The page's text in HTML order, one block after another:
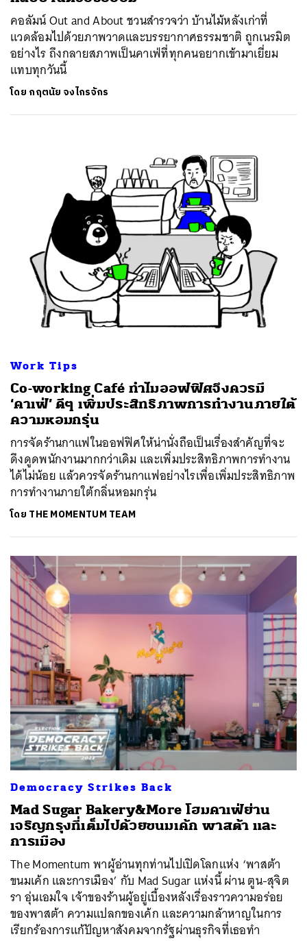
คอลัมน์ Out and About ชวนสำรวจว่า บ้านไม้หลังเก่าที่
แวดล้อมไปด้วยภาพวาดและบรรยากาศธรรมชาติ ถูกเนรมิต
อย่างไร ถึงกลายสภาพเป็นคาเฟ่ที่ทุกคนอยากเข้ามาเยี่ยม
แทบทุกวันนี้
โดย กฤตนัย จงไกรจักร
Work Tips
Co-working Café ทำไมออฟฟิศจึงควรมี
‘คาเฟ่’ ดีๆ เพิ่มประสิทธิภาพการทำงานภายใต้
ความหอมกรุ่น
การจัดร้านกาแฟในออฟฟิศให้น่านั่งถือเป็นเรื่องสำคัญที่จะ
ดึงดูดพนักงานมากกว่าเดิม และเพิ่มประสิทธิภาพการทำงาน
ได้ไม่น้อย แล้วควรจัดร้านกาแฟอย่างไรเพื่อเพิ่มประสิทธิภาพ
การทำงานภายใต้กลิ่นหอมกรุ่น
โดย THE MOMENTUM TEAM
Democracy Strikes Back
Mad Sugar Bakery&More โฮมคาเฟ่ย่าน
เจริญกรุงที่เต็มไปด้วยขนมเค้ก พาสต้า และ
การเมือง
The Momentum พาผู้อ่านทุกท่านไปเปิดโลกแห่ง ‘พาสต้า
ขนมเค้ก และการเมือง’ กับ Mad Sugar แห่งนี้ ผ่าน ตูน-สุจิต
รา อุ่นเอมใจ เจ้าของร้านผู้อยู่เบื้องหลังเรื่องราวความอร่อย
ของพาสต้า ความแปลกของเค้ก และความกล้าหาญในการ
เรียกร้องการแก้ปัญหาสังคมจากรัฐผ่านธุรกิจที่เธอทำ